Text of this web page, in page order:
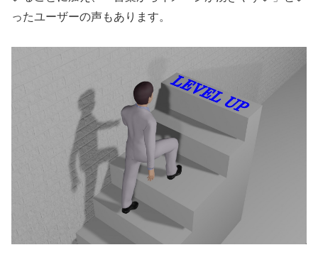
ったユーザーの声もあります。